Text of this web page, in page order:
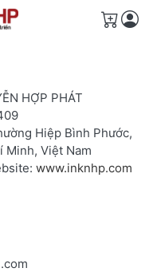
Giỏ
HỢP PHÁT
Hiệp Bình Phước,
Minh, Việt Nam
www.inknhp.com